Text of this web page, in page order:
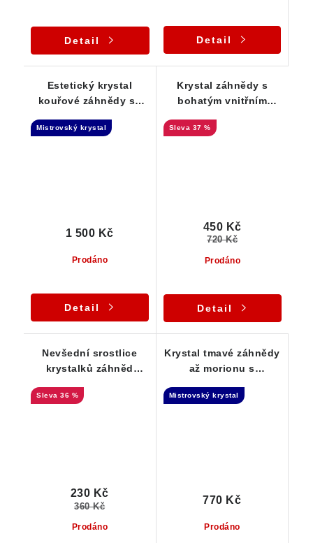
Detail Detail
Estetický krystal
kouřové záhnědy se
růstem
Mistrovský krystal
Prodáno
1 500 Kč
Detail
Krystal záhnědy s
bohatým vnitřním
37 %
Prodáno
450 Kč
720 Kč
Detail
Nevšední srostlice
krystalků záhněd
albitem a muskovitem
36 %
Prodáno
230 Kč
360 Kč
Krystal tmavé záhnědy
až morionu s
Elestial
Mistrovský krystal
Prodáno
770 Kč